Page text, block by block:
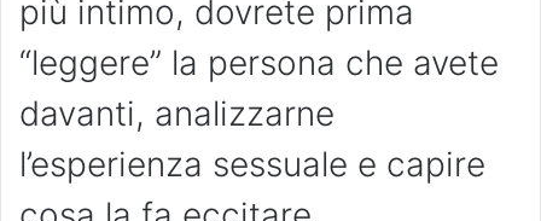
più intimo, dovrete prima
“leggere” la persona che avete
davanti, analizzarne
l’esperienza sessuale e capire